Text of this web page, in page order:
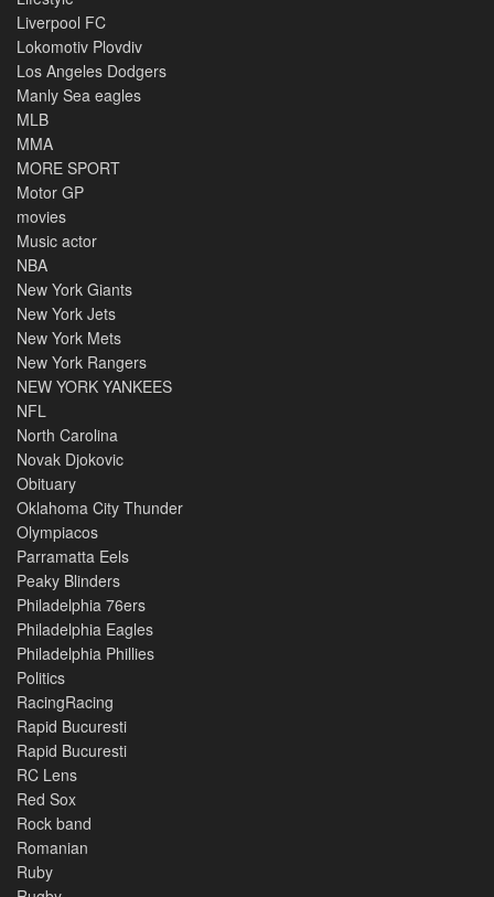
Liverpool FC
Lokomotiv Plovdiv
Los Angeles Dodgers
Manly Sea eagles
MLB
MMA
MORE SPORT
Motor GP
movies
Music actor
NBA
New York Giants
New York Jets
New York Mets
New York Rangers
NEW YORK YANKEES
NFL
North Carolina
Novak Djokovic
Obituary
Oklahoma City Thunder
Olympiacos
Parramatta Eels
Peaky Blinders
Philadelphia 76ers
Philadelphia Eagles
Philadelphia Phillies
Politics
RacingRacing
Rapid Bucuresti
Rapid Bucuresti
RC Lens
Red Sox
Rock band
Romanian
Ruby